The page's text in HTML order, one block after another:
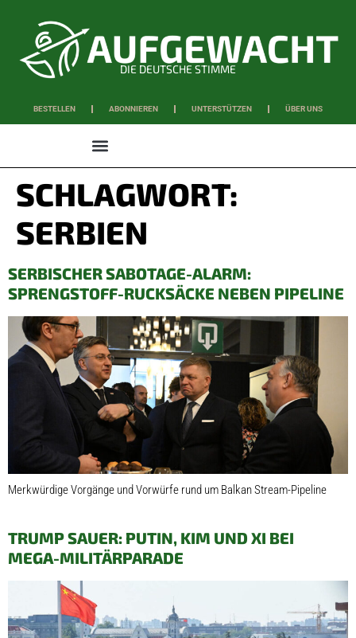
DIE DEUTSCHE STIMME
BESTELLEN ABONNIEREN UNTERSTÜTZEN ÜBER UNS
SCHLAGWORT:
SERBIEN
SERBISCHER SABOTAGE-ALARM:
SPRENGSTOFF-RUCKSÄCKE NEBEN PIPELINE
Merkwürdige Vorgänge und Vorwürfe rund um Balkan Stream-Pipeline
TRUMP SAUER: PUTIN, KIM UND XI BEI
MEGA-MILITÄRPARADE